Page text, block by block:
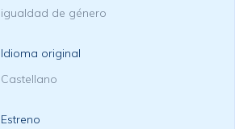
igualdad de género
Idioma original
Castellano
Estreno